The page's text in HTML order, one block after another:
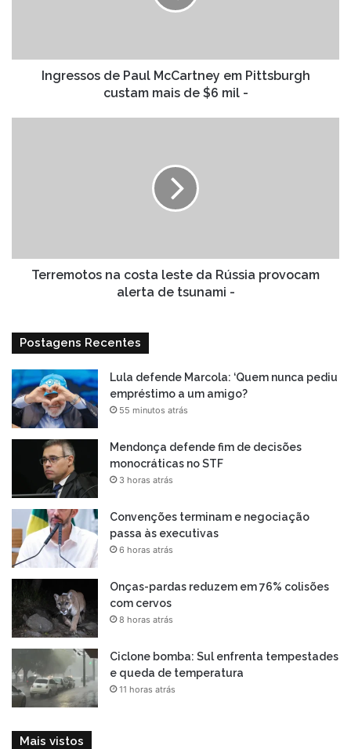
de
Ingressos de Paul McCartney em Pittsburgh
custam mais de $6 mil -
de
tsunamiTerremotos na costa leste da Rússia provocam
alerta de tsunami -
Postagens Recentes
Lula defende Marcola: ‘Quem nunca pediu
empréstimo a um amigo?
55 minutos atrás
Mendonça defende fim de decisões
monocráticas no STF
3 horas atrás
Convenções terminam e negociação
passa às executivas
6 horas atrás
Onças-pardas reduzem em 76% colisões
com cervos
8 horas atrás
Ciclone bomba: Sul enfrenta tempestades
e queda de temperatura
11 horas atrás
Mais vistos